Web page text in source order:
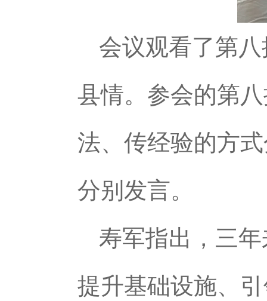
会议观看了第
县情。参会的第
法、传经验的方
分别发言。
寿军指出，三
提升基础设施、